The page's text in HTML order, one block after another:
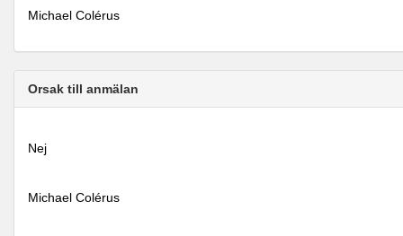
Michael Colérus
Orsak till anmälan
Nej
Michael Colérus